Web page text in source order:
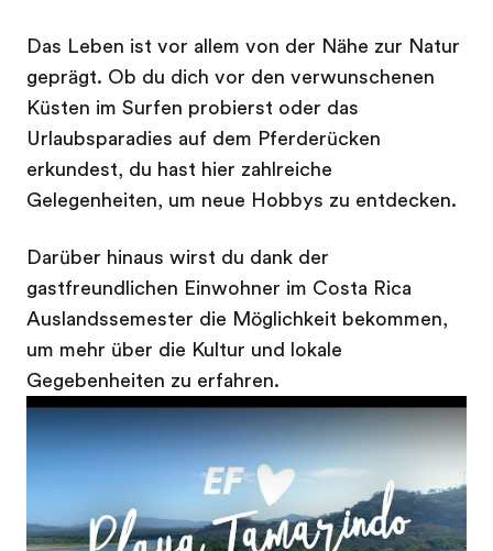
Das Leben ist vor allem von der Nähe zur Natur
geprägt. Ob du dich vor den verwunschenen
Küsten im Surfen probierst oder das
Urlaubsparadies auf dem Pferderücken
erkundest, du hast hier zahlreiche
Gelegenheiten, um neue Hobbys zu entdecken.
Darüber hinaus wirst du dank der
gastfreundlichen Einwohner im Costa Rica
Auslandssemester die Möglichkeit bekommen,
um mehr über die Kultur und lokale
Gegebenheiten zu erfahren.